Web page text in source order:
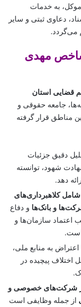
موکل، به خدمات
دعاوی ثبتی و سایر
می‌گردد.
مهدی
قضایی استان
جامعه حقوقی و
مناطق قرار گرفته
دقیق جزئیات
شهود، توانسته
دهد.
کلاهبرداری‌های
و بانک‌ها و دفاع
سازمان‌ها و
است.
به منابع ملی،
اختلاف پیچیده در
از شرکت‌های خصوصی و
از جمله وظایفی است